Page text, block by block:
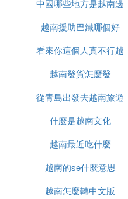
根據目前越南政府官方
南將暫停14天內從中國
其他國家來越南的旅客
策，但越南已經對所有
咨詢，強烈建議所有來
要求，這也有利於旅客
議持續關注相關官方通知。
Ⅱ 中國人去越南免簽嗎
中國公民前往越南的免
的復雜問題。以下是對
中國哪些地方是越南邊
境
越南援助巴鐵哪個好
看來你這個人真不行越
南語怎麼說
越南發貨怎麼發
從青島出發去越南旅遊
怎麼辦
什麼是越南文化
越南最近吃什麼
越南的se什麼意思
越南怎麼轉中文版